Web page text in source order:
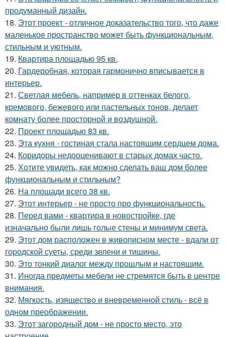
продуманный дизайн.
18. Этот проект - отличное доказательство того, что даже
маленькое пространство может быть функциональным,
стильным и уютным.
19. Квартира площадью 95 кв.
20. Гардеробная, которая гармонично вписывается в
интерьер.
21. Светлая мебель, например в оттенках белого,
кремового, бежевого или пастельных тонов, делает
комнату более просторной и воздушной.
22. Проект площадью 83 кв.
23. Эта кухня - гостиная стала настоящим сердцем дома.
24. Коридоры недооценивают в старых домах часто.
25. Хотите увидеть, как можно сделать ваш дом более
функциональным и стильным?
26. На площади всего 38 кв.
27. Этот интерьер - не просто про функциональность.
28. Перед вами - квартира в новостройке, где
изначально были лишь голые стены и минимум света.
29. Этот дом расположен в живописном месте - вдали от
городской суеты, среди зелени и тишины.
30. Это тонкий диалог между прошлым и настоящим.
31. Иногда предметы мебели не стремятся быть в центре
внимания.
32. Мягкость, изящество и вневременной стиль - всё в
одном преображении.
33. Этот загородный дом - не просто место, это